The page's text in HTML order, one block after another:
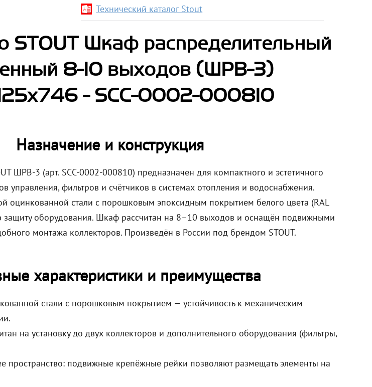
Технический каталог Stout
STOUT Шкаф распределительный
8-10 выходов (ШРВ-3)
- SCC-0002-000810
Назначение и конструкция
ШРВ-3 (арт. SCC-0002-000810) предназначен для компактного и эстетичного
управления, фильтров и счётчиков в системах отопления и водоснабжения.
оцинкованной стали с порошковым эпоксидным покрытием белого цвета (RAL
защиту оборудования. Шкаф рассчитан на 8–10 выходов и оснащён подвижными
монтажа коллекторов. Произведён в России под брендом STOUT.
характеристики и преимущества
стали с порошковым покрытием — устойчивость к механическим
на установку до двух коллекторов и дополнительного оборудования (фильтры,
пространство: подвижные крепёжные рейки позволяют размещать элементы на